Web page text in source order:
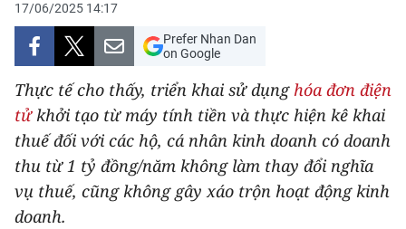
VĂN HÓA
XÃ HỘI
PHÁP LUẬT
DU LỊCH
THẾ GIỚI
17/06/2025 14:17
Prefer Nhan Dan
on Google
Thực tế cho thấy, triển khai sử dụng hóa đơn điện
tửkhởi tạo từ máy tính tiền và thực hiện kê khai
thuế đối với các hộ, cá nhân kinh doanh có doanh
thu từ 1 tỷ đồng/năm không làm thay đổi nghĩa
vụ thuế, cũng không gây xáo trộn hoạt động kinh
doanh.